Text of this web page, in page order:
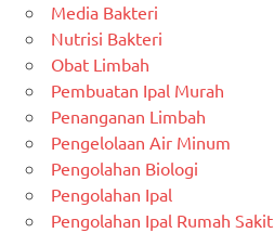
Media Bakteri
Nutrisi Bakteri
Obat Limbah
Pembuatan Ipal Murah
Penanganan Limbah
Pengelolaan Air Minum
Pengolahan Biologi
Pengolahan Ipal
Pengolahan Ipal Rumah Sakit